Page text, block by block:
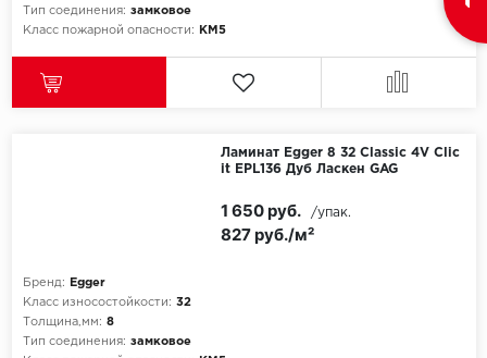
Тип соединения: замковое
Класс пожарной опасности:
КМ5
Ламинат Egger 8 32 Classic 4V Clic
it EPL136 Дуб Ласкен GAG
Бренд:
Egger
Класс износостойкости: 32
Толщина,мм: 8
Тип соединения: замковое
827 руб./м²
1 650 руб. /упак.